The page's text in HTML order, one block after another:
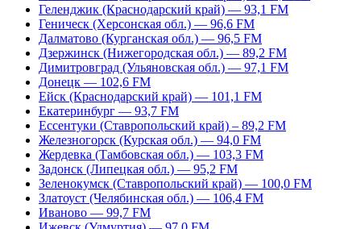
Геленджик (Краснодарский край) — 93,1 FM
Геническ (Херсонская обл.) — 96,6 FM
Далматово (Курганская обл.) — 96,5 FM
Дзержинск (Нижегородская обл.) — 89,2 FM
Димитровград (Ульяновская обл.) — 97,1 FM
Донецк — 102,6 FM
Ейск (Краснодарский край) — 101,1 FM
Екатеринбург — 93,7 FM
Ессентуки (Ставропольский край) – 89,2 FM
Железногорск (Курская обл.) — 94,0 FM
Жердевка (Тамбовская обл.) — 103,3 FM
Задонск (Липецкая обл.) — 95,2 FM
Зеленокумск (Ставропольский край) — 100,0 FM
Златоуст (Челябинская обл.) — 106,4 FM
Иваново — 99,7 FM